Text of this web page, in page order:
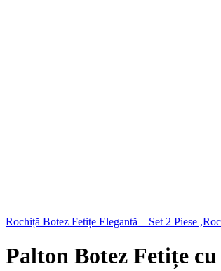
Rochiță Botez Fetițe Elegantă – Set 2 Piese
Palton Botez Fetițe